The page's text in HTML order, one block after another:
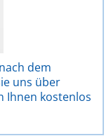
dem
uns über
Ihnen kostenlos